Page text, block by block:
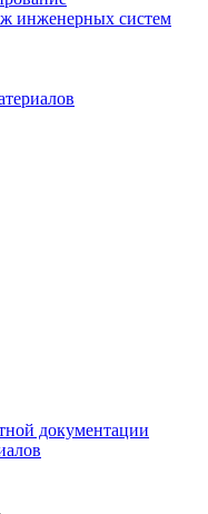
инженерных систем
документации